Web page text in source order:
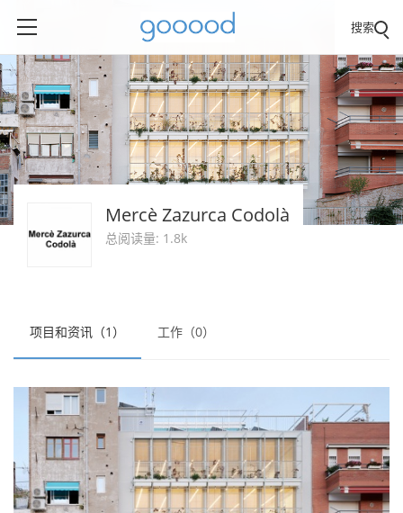
搜索
项目和资讯（1） 工作（0）
Mercè Zazurca Codolà
总阅读量: 1.8k